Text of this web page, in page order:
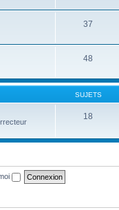
37
48
SUJETS
18